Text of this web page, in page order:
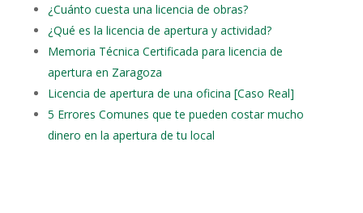
¿Cuánto cuesta una licencia de obras?
¿Qué es la licencia de apertura y actividad?
Memoria Técnica Certificada para licencia de
apertura en Zaragoza
Licencia de apertura de una oficina [Caso Real]
5 Errores Comunes que te pueden costar mucho
dinero en la apertura de tu local